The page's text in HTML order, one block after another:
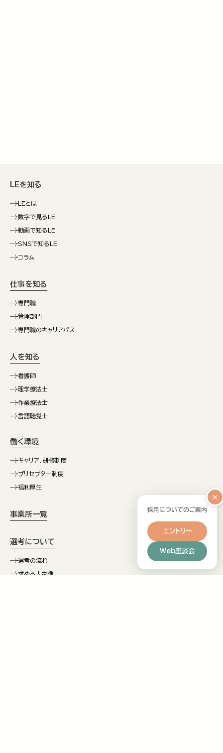
LEを知る
LEとは
数字で見るLE
動画で知るLE
SNSで知るLE
コラム
仕事を知る
専門職
管理部門
専門職のキャリアパス
人を知る
看護師
理学療法士
作業療法士
言語聴覚士
働く環境
キャリア、研修制度
プリセプター制度
福利厚生
事業所一覧
選考について
選考の流れ
求める人物像
×
採用についてのご案内
エントリー
Web座談会